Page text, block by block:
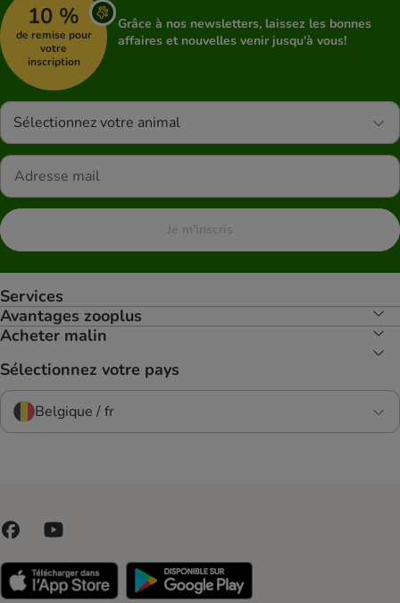
10 %
de remise pour
votre
inscription
Grâce à nos newsletters, laissez les bonnes
affaires et nouvelles venir jusqu'à vous!
Sélectionnez votre animal
Je m'inscris
Services
Avantages zooplus
Acheter malin
Sélectionnez votre pays
Belgique / fr